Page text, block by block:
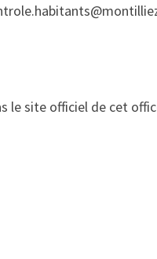
le site officiel de cet